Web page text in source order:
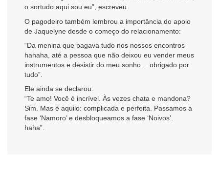
o sortudo aqui sou eu”, escreveu.
O pagodeiro também lembrou a importância do apoio
de Jaquelyne desde o começo do relacionamento:
“Da menina que pagava tudo nos nossos encontros
hahaha, até a pessoa que não deixou eu vender meus
instrumentos e desistir do meu sonho… obrigado por
tudo”.
Ele ainda se declarou:
“Te amo! Você é incrível. Às vezes chata e mandona?
Sim. Mas é aquilo: complicada e perfeita. Passamos a
fase ‘Namoro’ e desbloqueamos a fase ‘Noivos’.
haha”.